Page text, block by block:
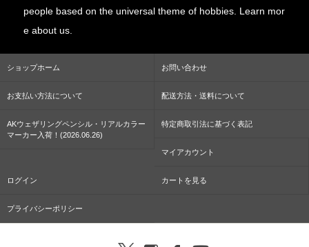
people based on the universal theme of hobbies. Learn mor
e about us.
ショップホーム お問い合わせ
お支払い方法について 配送方法・送料について
AKウェザリングペンシル・リアルカラー
マーカー入荷！(2026.06.26)
特定商取引法に基づく表記
マイアカウント
ログイン カートを見る
プライバシーポリシー